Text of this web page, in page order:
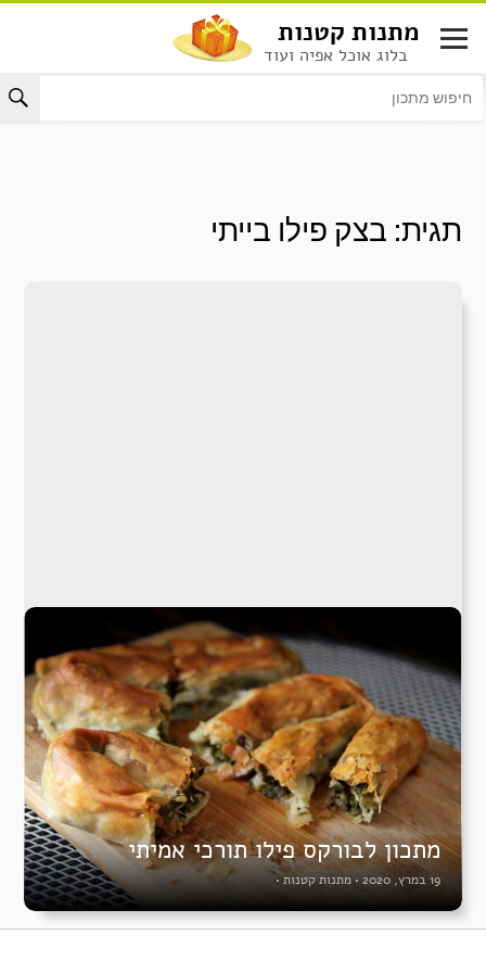
לתוכן
מתנות קטנות
בלוג אוכל אפיה ועוד
תגית: בצק פילו בייתי
מתכון לבורקס פילו תורכי אמיתי
19 במרץ, 2020 •מתנות קטנות•